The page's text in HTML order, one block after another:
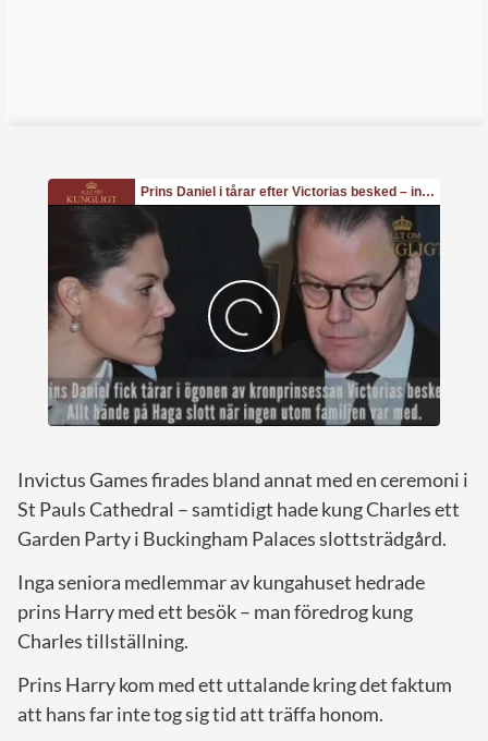
Invictus Games firades bland annat med en ceremoni i
St Pauls Cathedral – samtidigt hade kung Charles ett
Garden Party i Buckingham Palaces slottsträdgård.
Inga seniora medlemmar av kungahuset hedrade
prins Harry med ett besök – man föredrog kung
Charles tillställning.
Prins Harry kom med ett uttalande kring det faktum
att hans far inte tog sig tid att träffa honom.